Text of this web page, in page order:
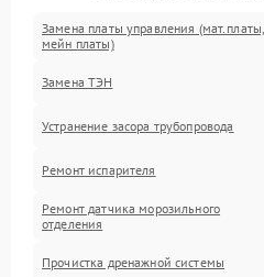
Замена платы управления (мат.платы,
мейн платы)
Замена ТЭН
Устранение засора трубопровода
Ремонт испарителя
Ремонт датчика морозильного
отделения
Прочистка дренажной системы